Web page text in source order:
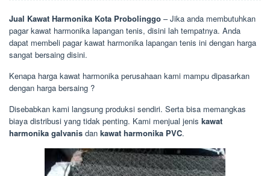
Jual Kawat Harmonika Kota Probolinggo – Jika anda membutuhkan
pagar kawat harmonika lapangan tenis, disini lah tempatnya. Anda
dapat membeli pagar kawat harmonika lapangan tenis ini dengan harga
sangat bersaing disini.
Kenapa harga kawat harmonika perusahaan kami mampu dipasarkan
dengan harga bersaing ?
Disebabkan kami langsung produksi sendiri. Serta bisa memangkas
biaya distribusi yang tidak penting. Kami menjual jenis kawat
harmonika galvanis dan kawat harmonika PVC.